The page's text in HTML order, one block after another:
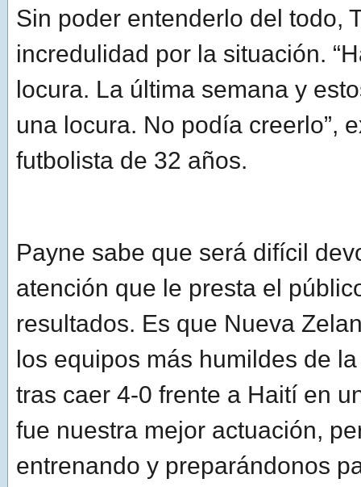
Sin poder entenderlo del todo,
incredulidad por la situación.
locura. La última semana y
una locura. No podía creerlo”,
futbolista de 32 años.
Payne sabe que será difícil
atención que le presta el
resultados. Es que Nueva
los equipos más humildes de
tras caer 4-0 frente a Haití en
fue nuestra mejor actuación,
entrenando y preparándonos